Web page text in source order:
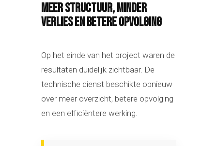
MEER STRUCTUUR, MINDER
VERLIES EN BETERE OPVOLGING
Op het einde van het project waren de
resultaten duidelijk zichtbaar. De
technische dienst beschikte opnieuw
over meer overzicht, betere opvolging
en een efficiëntere werking.